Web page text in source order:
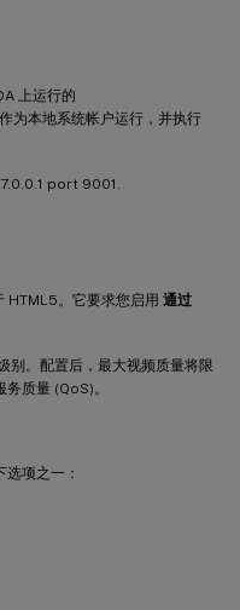
上运行的
为本地系统帐户运行，并执行
port 9001.
HTML5。它要求您启用 通过
别。配置后，最大视频质量将限
质量 (QoS)。
项之一：